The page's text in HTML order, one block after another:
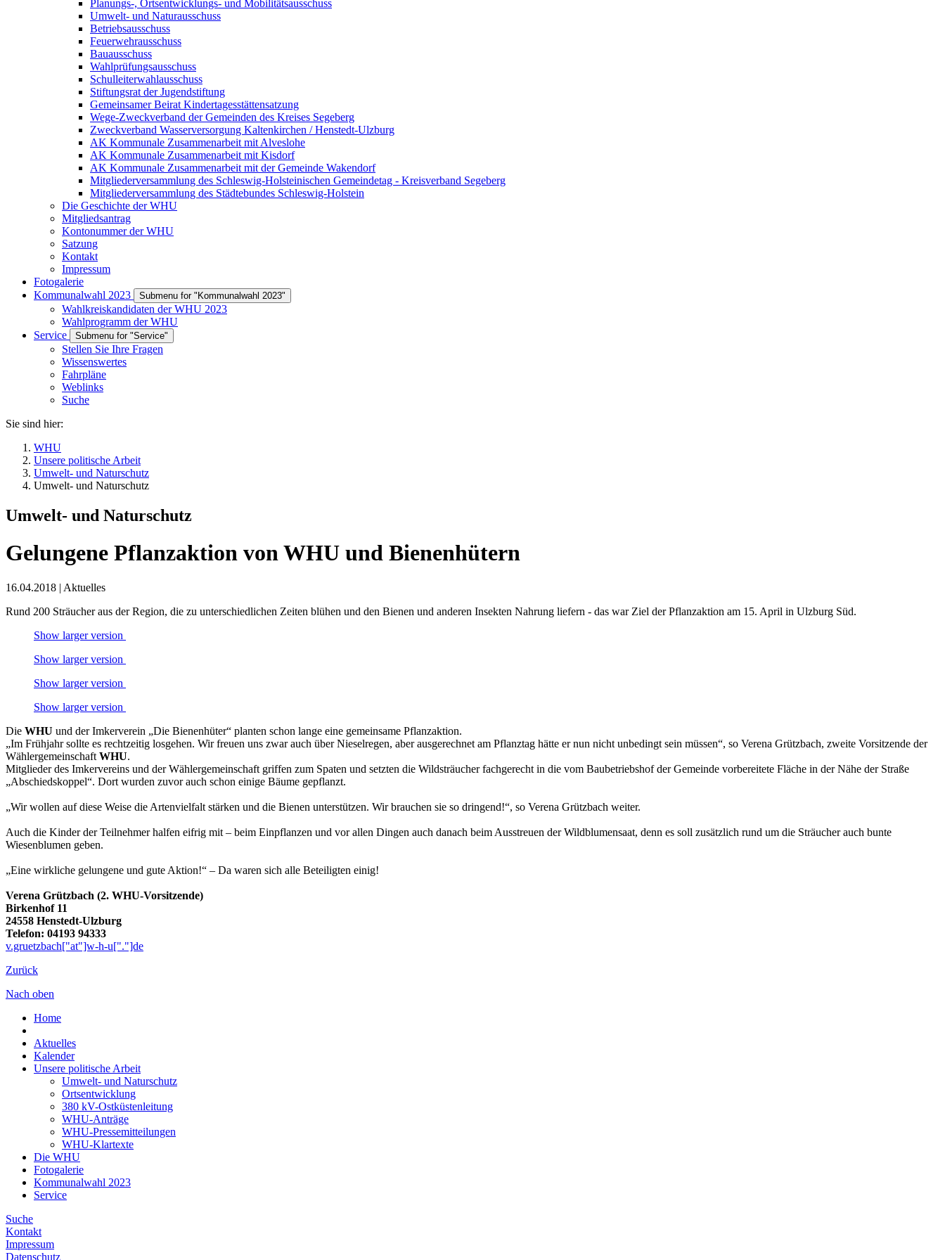
Planungs-, Ortsentwicklungs- und Mobilitätsausschuss
Umwelt- und Naturausschuss
Betriebsausschuss
Feuerwehrausschuss
Bauausschuss
Wahlprüfungsausschuss
Schulleiterwahlausschuss
Stiftungsrat der Jugendstiftung
Gemeinsamer Beirat Kindertagesstättensatzung
Wege-Zweckverband der Gemeinden des Kreises Segeberg
Zweckverband Wasserversorgung Kaltenkirchen / Henstedt-Ulzburg
AK Kommunale Zusammenarbeit mit Alveslohe
AK Kommunale Zusammenarbeit mit Kisdorf
AK Kommunale Zusammenarbeit mit der Gemeinde Wakendorf
Mitgliederversammlung des Schleswig-Holsteinischen Gemeindetag - Kreisverband Segeberg
Mitgliederversammlung des Städtebundes Schleswig-Holstein
Die Geschichte der WHU
Mitgliedsantrag
Kontonummer der WHU
Satzung
Kontakt
Impressum
Fotogalerie
Kommunalwahl 2023
Submenu for "Kommunalwahl 2023"
Wahlkreiskandidaten der WHU 2023
Wahlprogramm der WHU
Service
Submenu for "Service"
Stellen Sie Ihre Fragen
Wissenswertes
Fahrpläne
Weblinks
Suche
Sie sind hier:
WHU
Unsere politische Arbeit
Umwelt- und Naturschutz
Umwelt- und Naturschutz
Umwelt- und Naturschutz
Gelungene Pflanzaktion von WHU und Bienenhütern
16.04.2018 | Aktuelles
Rund 200 Sträucher aus der Region, die zu unterschiedlichen Zeiten blühen und den Bienen und anderen Insekten Nahrung liefern - das war Ziel der Pflanzaktion am 15. April in Ulzburg Süd.
Show larger version
Show larger version
Show larger version
Show larger version
Die WHU und der Imkerverein „Die Bienenhüter“ planten schon lange eine gemeinsame Pflanzaktion.
„Im Frühjahr sollte es rechtzeitig losgehen. Wir freuen uns zwar auch über Nieselregen, aber ausgerechnet am Pflanztag hätte er nun nicht unbedingt sein müssen“, so Verena Grützbach, zweite Vorsitzende der
Wählergemeinschaft WHU.
Mitglieder des Imkervereins und der Wählergemeinschaft griffen zum Spaten und setzten die Wildsträucher fachgerecht in die vom Baubetriebshof der Gemeinde vorbereitete Fläche in der Nähe der Straße
„Abschiedskoppel“. Dort wurden zuvor auch schon einige Bäume gepflanzt.
„Wir wollen auf diese Weise die Artenvielfalt stärken und die Bienen unterstützen. Wir brauchen sie so dringend!“, so Verena Grützbach weiter.
Auch die Kinder der Teilnehmer halfen eifrig mit – beim Einpflanzen und vor allen Dingen auch danach beim Ausstreuen der Wildblumensaat, denn es soll zusätzlich rund um die Sträucher auch bunte
Wiesenblumen geben.
„Eine wirkliche gelungene und gute Aktion!“ – Da waren sich alle Beteiligten einig!
Verena Grützbach (2. WHU-Vorsitzende)
Birkenhof 11
24558 Henstedt-Ulzburg
Telefon: 04193 94333
v.gruetzbach["at"]w-h-u["."]de
Zurück
Nach oben
Home
Aktuelles
Kalender
Unsere politische Arbeit
Umwelt- und Naturschutz
Ortsentwicklung
380 kV-Ostküstenleitung
WHU-Anträge
WHU-Pressemitteilungen
WHU-Klartexte
Die WHU
Fotogalerie
Kommunalwahl 2023
Service
Suche
Kontakt
Impressum
Datenschutz